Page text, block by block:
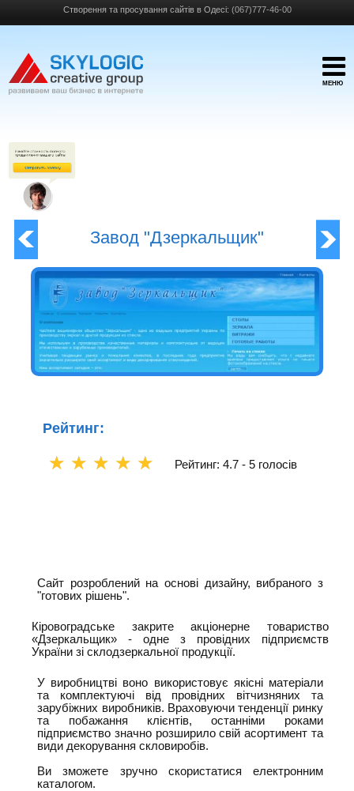
Створення та просування сайтів в Одесі: (067)777-46-00
МЕНЮ
Завод "Дзеркальщик"
Рейтинг:
☆
☆
☆
☆
☆ Рейтинг: 4.7 -5 голосів
Сайт розроблений на основі дизайну, вибраного з
"готових рішень".
Кіровоградське закрите акціонерне товариство
«Дзеркальщик» - одне з провідних підприємств
України зі склодзеркальної продукції.
У виробництві воно використовує якісні матеріали
та комплектуючі від провідних вітчизняних та
зарубіжних виробників. Враховуючи тенденції ринку
та побажання клієнтів, останніми роками
підприємство значно розширило свій асортимент та
види декорування скловиробів.
Ви зможете зручно скористатися електронним
каталогом.